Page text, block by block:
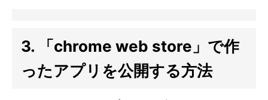
3. 「chrome web store」で作
ったアプリを公開する方法